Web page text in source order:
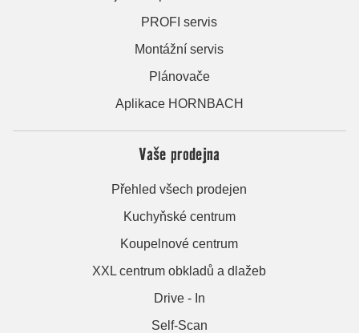
PROFI servis
Montážní servis
Plánovače
Aplikace HORNBACH
Vaše prodejna
Přehled všech prodejen
Kuchyňské centrum
Koupelnové centrum
XXL centrum obkladů a dlažeb
Drive - In
Self-Scan